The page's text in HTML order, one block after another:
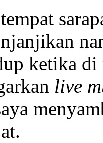
ketika di
live